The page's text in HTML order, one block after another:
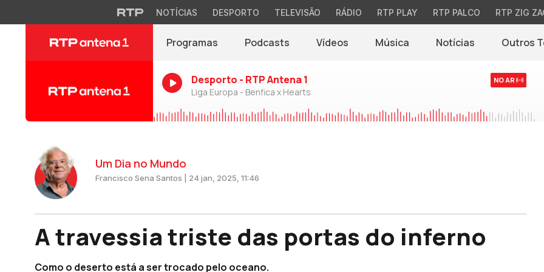
NOTÍCIAS DESPORTO TELEVISÃO RÁDIO RTP PLAY RTP PALCO RTP ZIG
Programas Podcasts Vídeos Música Notícias(abre em nova
Outros
Desporto - RTP Antena 1
Liga Europa - Benfica x Hearts
NO AR
Um Dia no Mundo
Francisco Sena Santos | 24 jan, 2025, 11:46
A travessia triste das portas do inferno
Como o deserto está a ser trocado pelo oceano.